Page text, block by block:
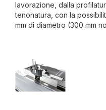
lavorazione, dalla
tenonatura, con la
mm di diametro (300 mm